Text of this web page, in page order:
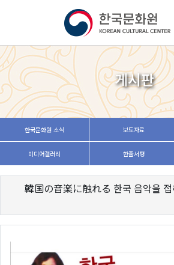
게시판
한국문화원 소식 보도자료
미디어갤러리 한줄서평
韓国の音楽に触れる 한국 음악을